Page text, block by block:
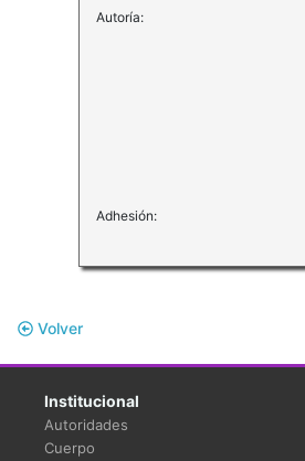
Autoría:
Adhesión:
Volver
Institucional
Autoridades
Cuerpo